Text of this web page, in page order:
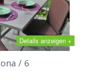
Details anzeigen +
/ 6